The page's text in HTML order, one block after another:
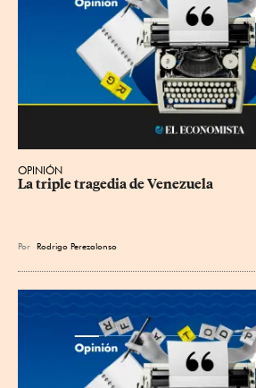
OPINIÓN
La triple tragedia de Venezuela
Por Rodrigo Perezalonso